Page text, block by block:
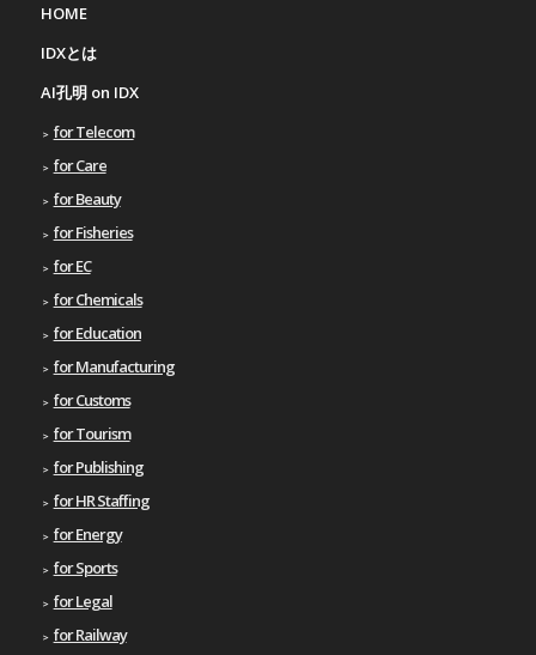
HOME
IDXとは
AI孔明 on IDX
for Telecom
for Care
for Beauty
for Fisheries
for EC
for Chemicals
for Education
for Manufacturing
for Customs
for Tourism
for Publishing
for HR Staffing
for Energy
for Sports
for Legal
for Railway